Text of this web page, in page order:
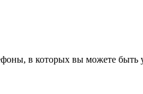
в которых вы можете быть